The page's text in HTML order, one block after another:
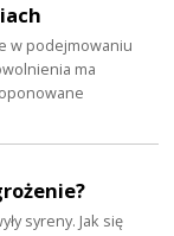
w podejmowaniu
ma
syreny. Jak się